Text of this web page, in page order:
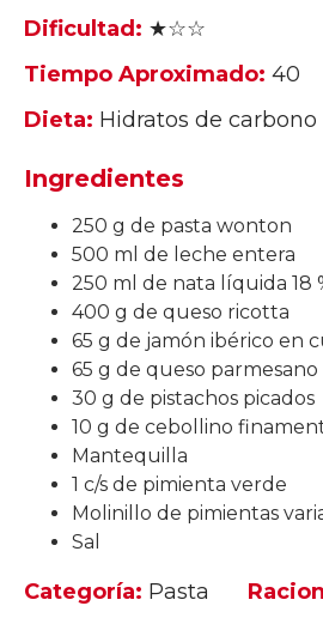
Dificultad: ★☆☆
Tiempo Aproximado: 40
Dieta: Hidratos de carbono
Ingredientes
250 g de pasta wonton
500 ml de leche entera
250 ml de nata líquida 18
400 g de queso ricotta
65 g de jamón ibérico en
65 g de queso
30 g de pistachos picados
10 g de cebollino
Mantequilla
1 c/s de pimienta verde
Molinillo de pimientas
Sal
Categoría: Pasta